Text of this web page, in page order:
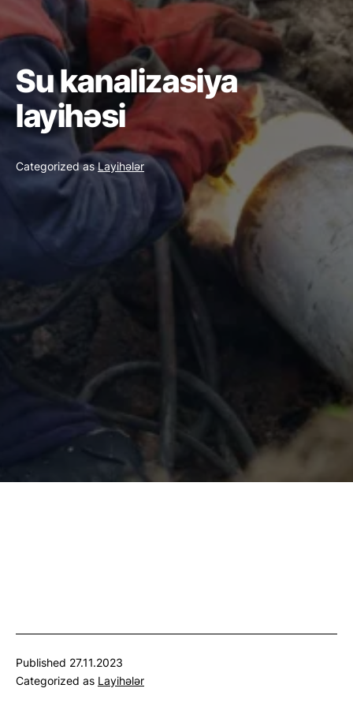
Su kanalizasiya
layihəsi
Categorized asLayihələr
Published 27.11.2023
Categorized as Layihələr